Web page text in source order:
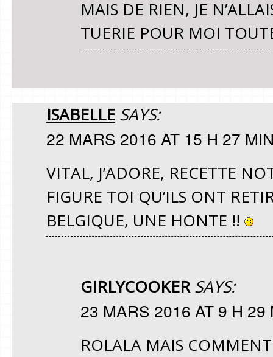
MAIS DE RIEN, JE
TUERIE POUR MOI
ISABELLE SAYS:
22 MARS 2016 AT 15 H 27
VITAL, J’ADORE, RECETTE
FIGURE TOI QU’ILS ONT
BELGIQUE, UNE HONTE !!
GIRLYCOOKER SAYS:
23 MARS 2016 AT 9 H 29
ROLALA MAIS